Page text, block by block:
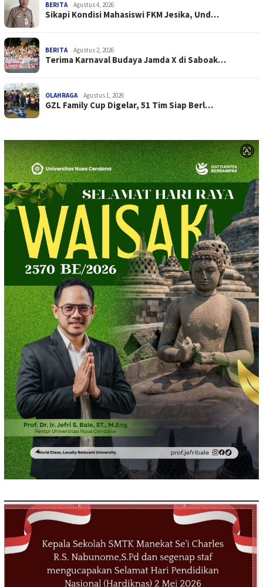
BERITA Agustus 4, 2026
Sikapi Kondisi Mahasiswi FKM Jesika, Und…
BERITA Agustus 2, 2026
Terima Karnaval Budaya Jamda X di Saboak…
OLAHRAGA Agustus 1, 2026
GZL Family Cup Digelar, 51 Tim Siap Berl…